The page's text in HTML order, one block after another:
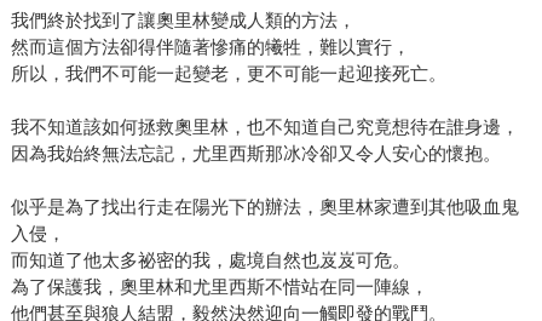
我們終於找到了讓奧里林變成人類的方法，
然而這個方法卻得伴隨著慘痛的犧牲，難以實行，
所以，我們不可能一起變老，更不可能一起迎接死亡。
我不知道該如何拯救奧里林，也不知道自己究竟想待在誰身邊，
因為我始終無法忘記，尤里西斯那冰冷卻又令人安心的懷抱。
似乎是為了找出行走在陽光下的辦法，奧里林家遭到其他吸血鬼
入侵，
而知道了他太多祕密的我，處境自然也岌岌可危。
為了保護我，奧里林和尤里西斯不惜站在同一陣線，
他們甚至與狼人結盟，毅然決然迎向一觸即發的戰鬥。